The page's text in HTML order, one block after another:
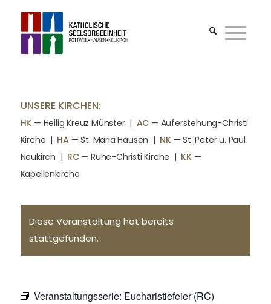
UNSERE KIRCHEN:
HK — Heilig Kreuz Münster | AC — Auferstehung-Christi
Kirche | HA — St. Maria Hausen | NK— St. Peter u. Paul
Neukirch | RC— Ruhe-Christi Kirche | KK—
Kapellenkirche
Diese Veranstaltung hat bereits
stattgefunden.
Veranstaltungsserie: Eucharistiefeier (RC)